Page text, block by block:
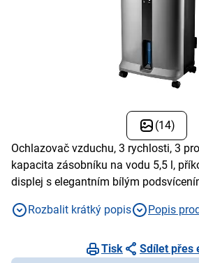
(14)
Ochlazovač vzduchu, 3 rychlosti, 3
kapacita zásobníku na vodu 5,5 l,
displej s elegantním bílým
Rozbalit krátký popis
Popis
Tisk Sdílet přes